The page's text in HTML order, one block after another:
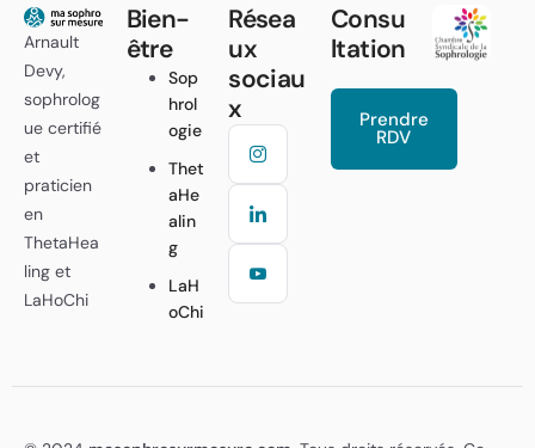
Arnault
Devy,
sophrolog
ue certifié
et
praticien
en
ThetaHea
ling et
LaHoChi
Bien-
être
Sop
hrol
ogie
Thet
aHe
alin
g
LaH
oChi
Résea
ux
sociau
x
Consu
ltation
Prendre
RDV